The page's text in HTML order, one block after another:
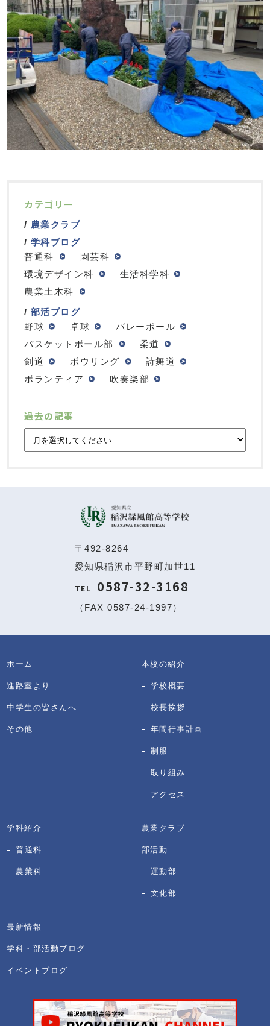
カテゴリー
農業クラブ
学科ブログ
普通科
園芸科
環境デザイン科
生活科学科
農業土木科
部活ブログ
野球
卓球
バレーボール
バスケットボール部
柔道
剣道
ボウリング
詩舞道
ボランティア
吹奏楽部
過去の記事
〒492-8264
愛知県稲沢市平野町加世11
TEL 0587-32-3168
（FAX 0587-24-1997）
ホーム
進路室より
中学生の皆さんへ
その他
本校の紹介
学校概要
校長挨拶
年間行事計画
制服
取り組み
アクセス
学科紹介
普通科
農業科
農業クラブ
部活動
運動部
文化部
最新情報
学科・部活動ブログ
イベントブログ